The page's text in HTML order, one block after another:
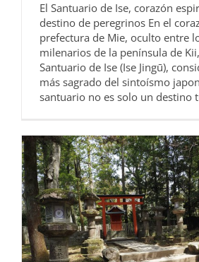
El Santuario de Ise, corazón
destino de peregrinos En el
prefectura de Mie, oculto entre
milenarios de la península de
Santuario de Ise (Ise Jingū),
más sagrado del sintoísmo
santuario no es solo un destino